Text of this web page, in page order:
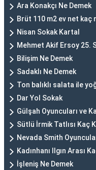
Ara Konakçı Ne Demek
Brüt 110 m2 ev net kaç
Nisan Sokak Kartal
Mehmet Akif Ersoy 25.
Bilişim Ne Demek
Sadaklı Ne Demek
Ton balıklı salata ile
Dar Yol Sokak
Gülşah Oyuncuları ve
Sütlü İrmik Tatlısı Kaç
Nevada Smith
Kadınhanı Ilgın Arası
İşleniş Ne Demek